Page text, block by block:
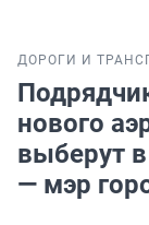
ДОРОГИ И
нового
выберут
— мэр